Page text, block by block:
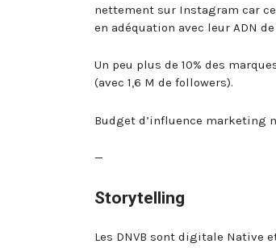
nettement sur Instagram car
en adéquation avec leur ADN
Un peu plus de 10% des
(avec 1,6 M de followers).
Budget d’influence marketing
—
Storytelling
Les DNVB sont digitale